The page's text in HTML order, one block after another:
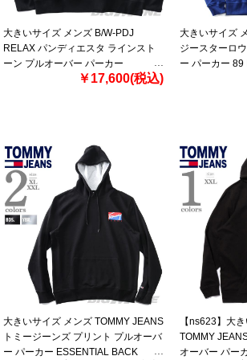
大きいサイズ メンズ B/W-PDJ
RELAX パンディエスタ ラインスト
ーン プルオーバー パーカー
￥17,600(税込)
大きいサイズ
ジースターロ
ー パーカー 89
大きいサイズ メンズ TOMMY JEANS
トミージーンズ プリント プルオーバ
ー パーカー ESSENTIAL BACK
【ns623】大
TOMMY
オーバー パー